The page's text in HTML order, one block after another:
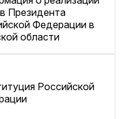
Президента
Федерации в
области
Российской